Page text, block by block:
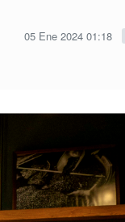
05 Ene 2024 01:18